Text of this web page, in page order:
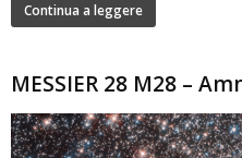
Continua a leggere
MESSIER 28 M28 –